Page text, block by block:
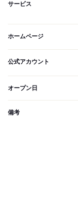
サービス
ホームページ
公式アカウント
オープン日
備考